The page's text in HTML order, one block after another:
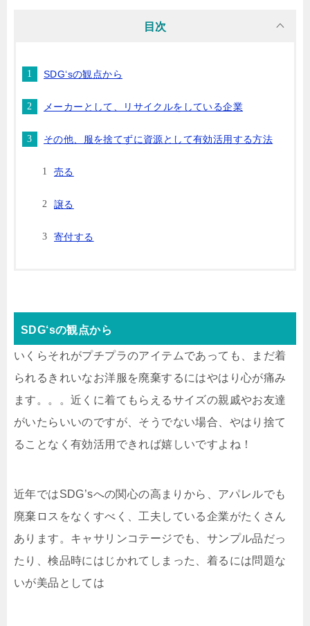
目次
SDG‘sの観点から
メーカーとして、リサイクルをしている企業
その他、服を捨てずに資源として有効活用する方法
売る
譲る
寄付する
SDG‘sの観点から
いくらそれがプチプラのアイテムであっても、まだ着
られるきれいなお洋服を廃棄するにはやはり心が痛み
ます。。。近くに着てもらえるサイズの親戚やお友達
がいたらいいのですが、そうでない場合、やはり捨て
ることなく有効活用できれば嬉しいですよね！
近年ではSDG’sへの関心の高まりから、アパレルでも
廃棄ロスをなくすべく、工夫している企業がたくさん
あります。キャサリンコテージでも、サンプル品だっ
たり、検品時にはじかれてしまった、着るには問題な
いが美品としては